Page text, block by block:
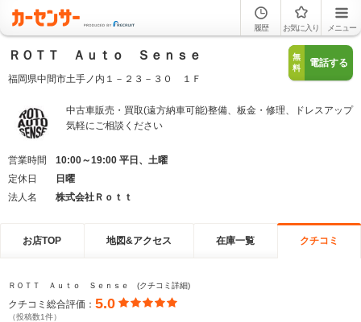
履歴 お気に入り メニュー
ＲＯＴＴ Ａｕｔｏ Ｓｅｎｓｅ
福岡県中間市土手ノ内１－２３－３０ １Ｆ
無
料
電話する
中古車販売・買取(遠方納車可能)整備、板金・修理、ドレスアップ
気軽にご相談ください
営業時間
10:00～19:00 平日、土曜
定休日
日曜
法人名
株式会社Ｒｏｔｔ
お店TOP 地図&アクセス 在庫一覧 クチコミ
ＲＯＴＴ Ａｕｔｏ Ｓｅｎｓｅ (クチコミ詳細)
クチコミ総合評価： 5.0
（投稿数1件）